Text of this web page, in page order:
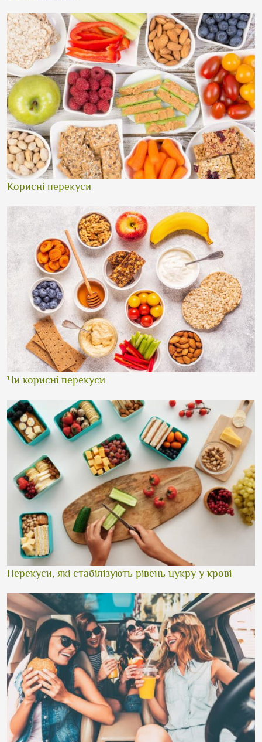
Корисні перекуси
Чи корисні перекуси
Перекуси, які стабілізують рівень цукру у крові